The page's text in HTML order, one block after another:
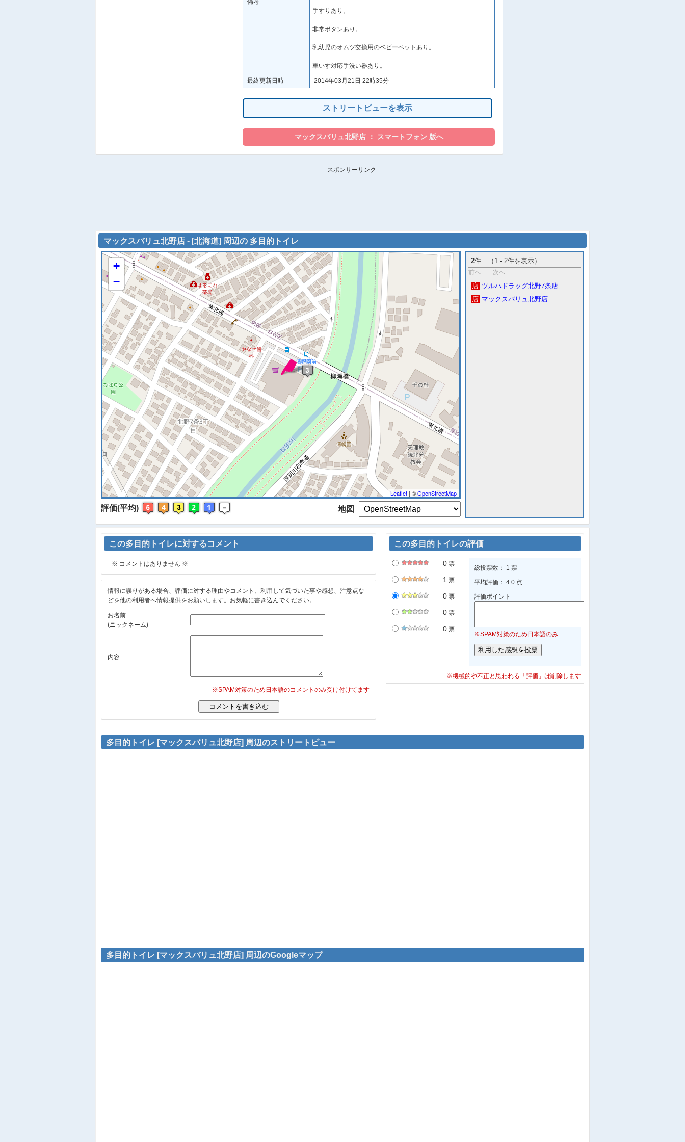
備考
手すりあり。
非常ボタンあり。
乳幼児のオムツ交換用のベビーベットあり。
車いす対応手洗い器あり。
最終更新日時 2014年03月21日 22時35分
ストリートビューを表示
スポンサーリンク
マックスバリュ北野店 - [北海道] 周辺の 多目的トイレ
※ マップを検索、表示中です ※
+
−
Leaflet | ©OpenStreetMap
評価(平均) 地図
2件 （1 - 2件を表示）
前へ 次へ
店 ツルハドラッグ北野7条店
店 マックスバリュ北野店
この多目的トイレの評価
0 票
1 票
0 票
0 票
0 票
総投票数： 1 票
平均評価： 4.0 点
評価ポイント
※SPAM対策のため日本語のみ
※機械的や不正と思われる「評価」は削除します
この多目的トイレに対するコメント
※ コメントはありません ※
情報に誤りがある場合、評価に対する理由やコメント、利用して気づいた事や感想、注意点な
どを他の利用者へ情報提供をお願いします。お気軽に書き込んでください。
お名前
(ニックネーム)
内容
※SPAM対策のため日本語のコメントのみ受け付けてます
多目的トイレ [マックスバリュ北野店] 周辺のストリートビュー
多目的トイレ [マックスバリュ北野店] 周辺のGoogleマップ